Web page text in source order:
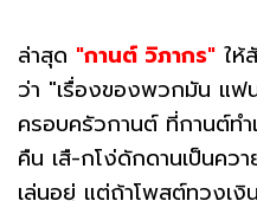
ล่าสุด "กานต์ วิภากร" ให้
ว่า "เรื่องของพวกมัน แฟ
ครอบครัวกานต์ ที่กานต์ท
คืน เสื-กโง่ดักดานเป็นคว
เล่นอยู่ แต่ถ้าโพสต์ทวงเ